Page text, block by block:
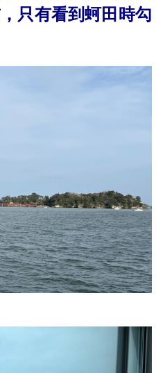
只有看到蚵田時勾